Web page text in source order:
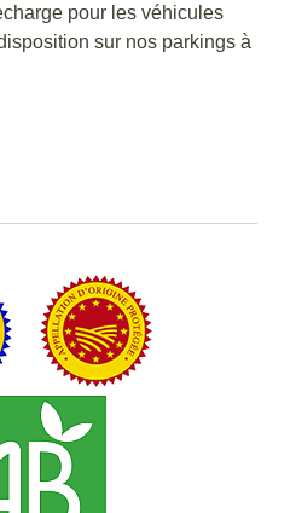
pour les véhicules
sur nos parkings à